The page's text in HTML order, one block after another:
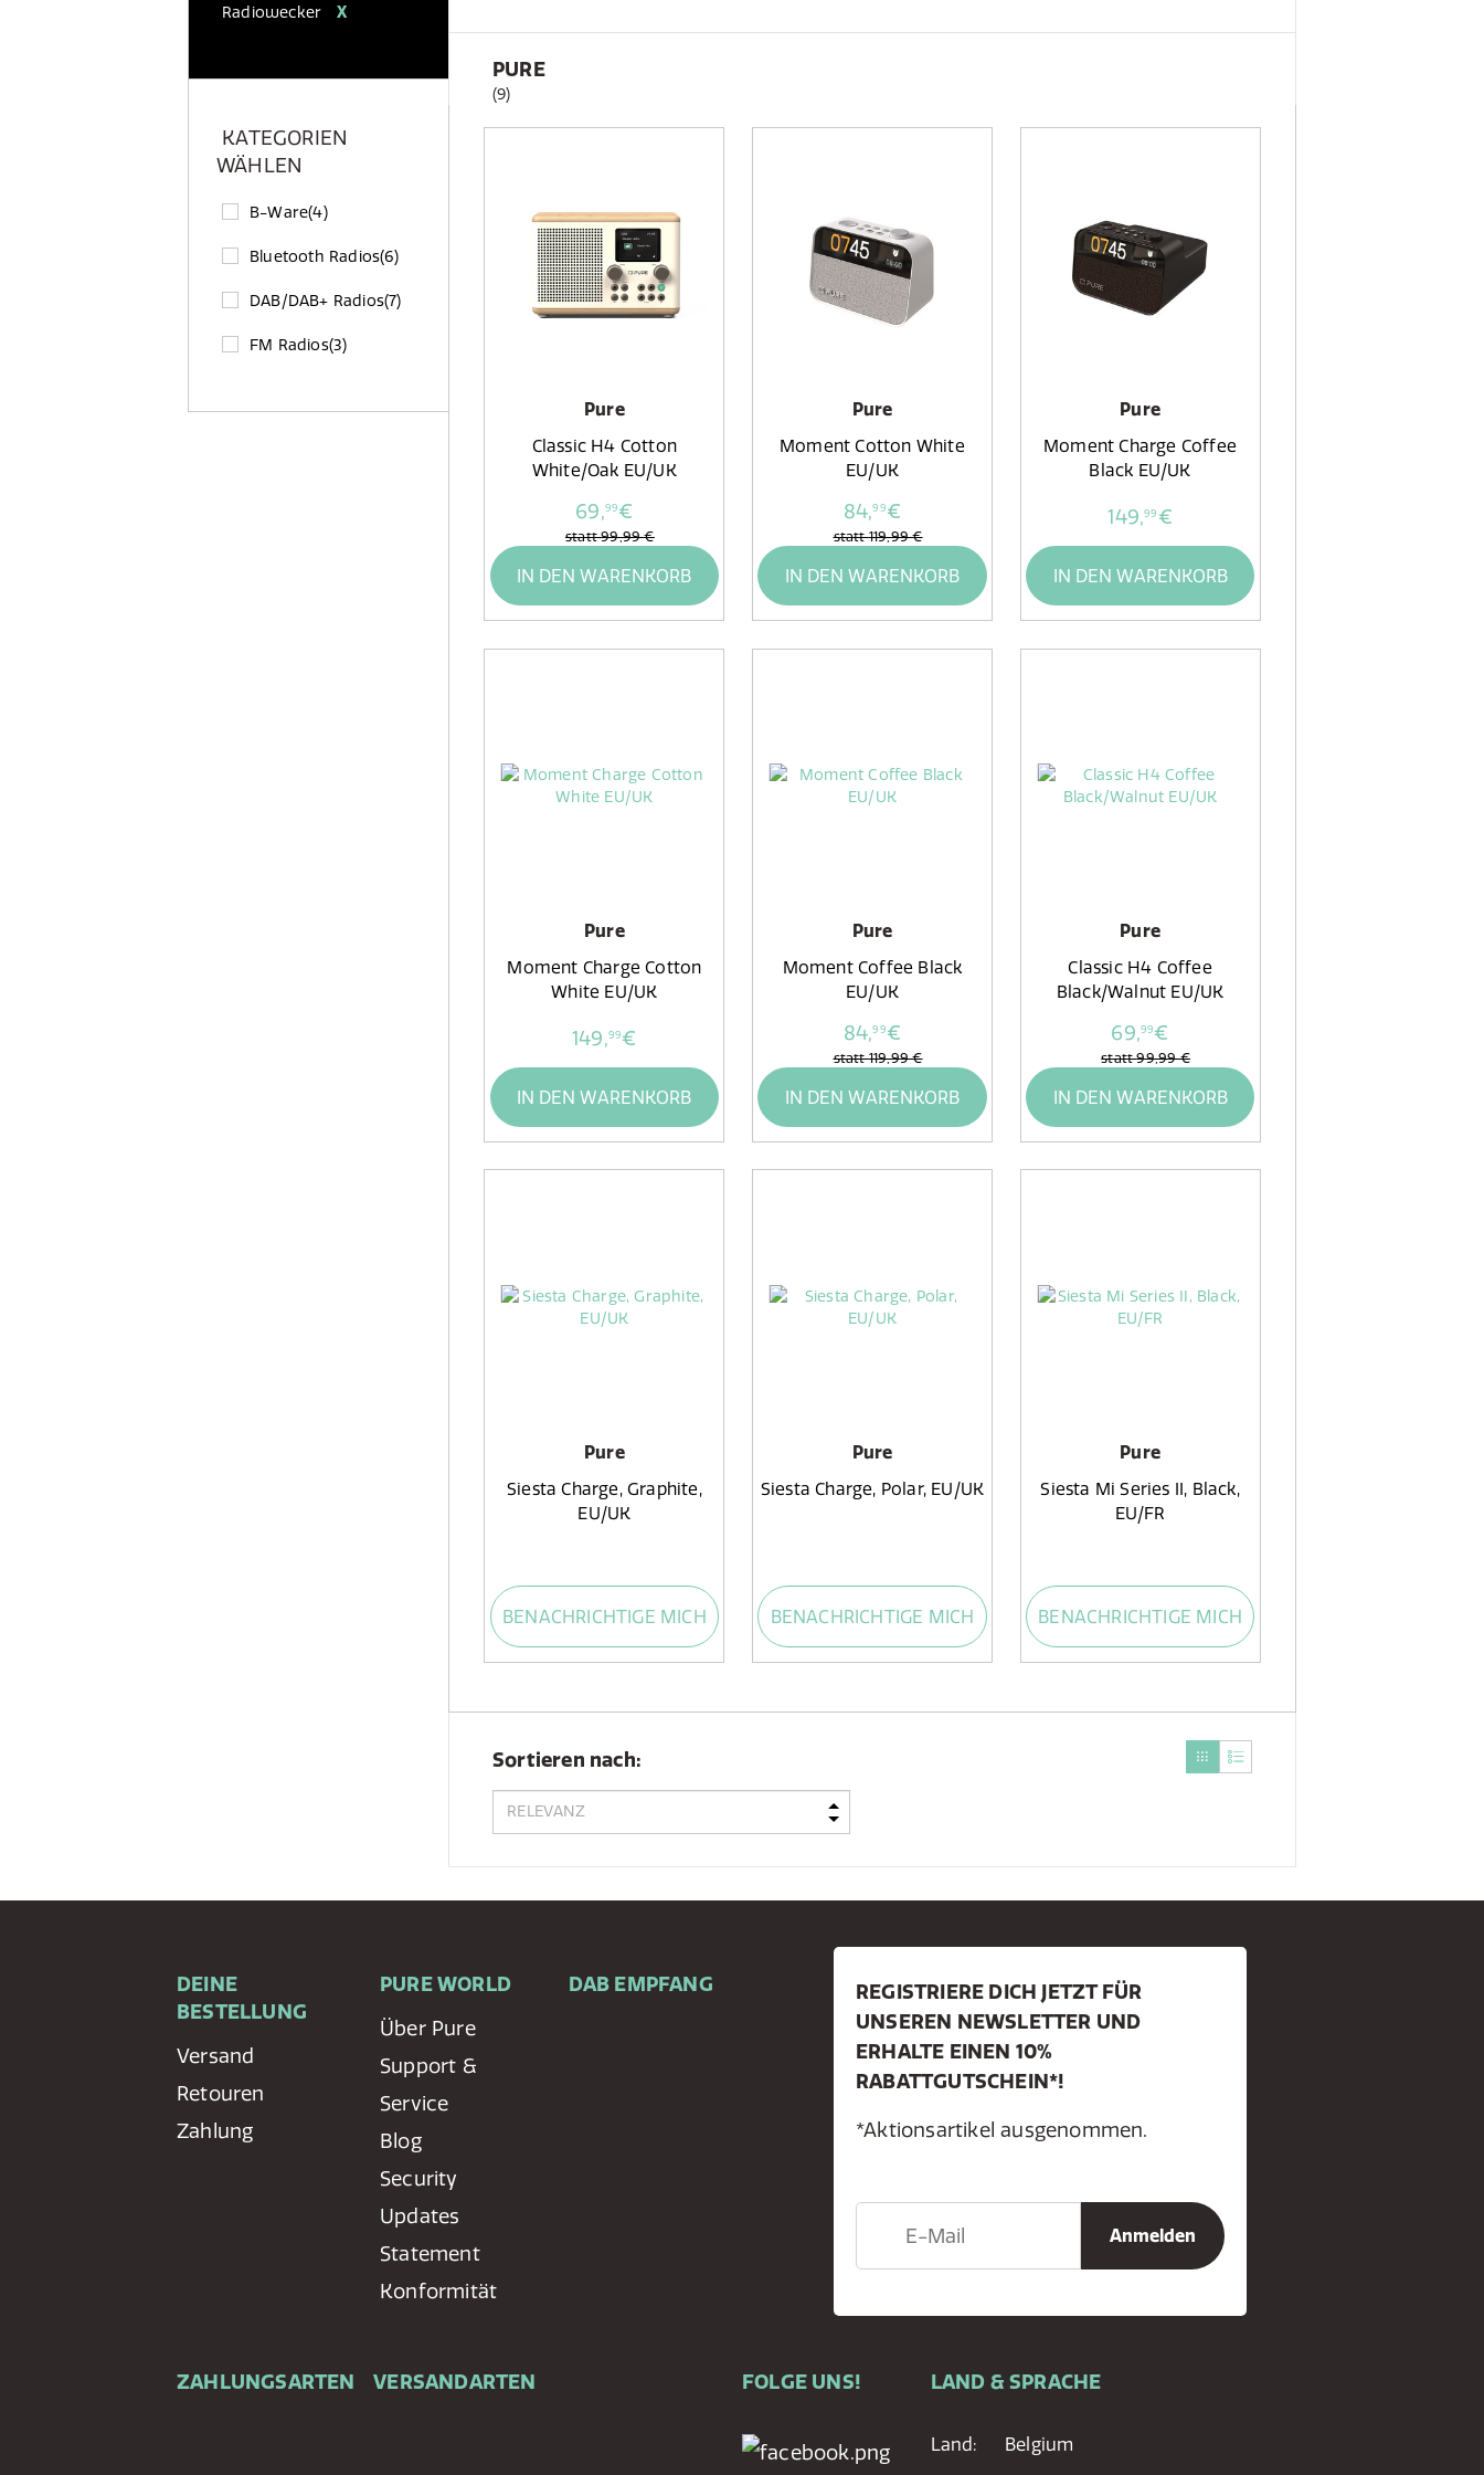
Radiowecker X
KATEGORIEN
WÄHLEN
B-Ware(4)
Bluetooth Radios(6)
DAB/DAB+ Radios(7)
FM Radios(3)
PURE
(9)
Pure
Classic H4 Cotton
White/Oak EU/UK
69,99€
statt99,99 €
IN DEN WARENKORB
Pure
Moment Cotton White
EU/UK
84,99€
statt119,99 €
IN DEN WARENKORB
Pure
Moment Charge Coffee
Black EU/UK
149,99 €
IN DEN WARENKORB
Pure
Moment Charge Cotton
White EU/UK
149,99€
IN DEN WARENKORB
Pure
Moment Coffee Black
EU/UK
84,99€
statt119,99 €
IN DEN WARENKORB
Pure
Classic H4 Coffee
Black/Walnut EU/UK
69,99€
statt99,99 €
IN DEN WARENKORB
Pure
Siesta Charge, Graphite,
EU/UK
BENACHRICHTIGE MICH
Pure
Siesta Charge, Polar, EU/UK
BENACHRICHTIGE MICH
Pure
Siesta Mi Series II, Black,
EU/FR
BENACHRICHTIGE MICH
Sortieren nach:
DEINE
BESTELLUNG
Versand
Retouren
Zahlung
PURE WORLD
Über Pure
Support &
Service
Blog
Security
Updates
Statement
Konformität
DAB EMPFANG
ZAHLUNGSARTEN VERSANDARTEN
REGISTRIERE DICH JETZT FÜR
UNSEREN NEWSLETTER UND
ERHALTE EINEN 10%
RABATTGUTSCHEIN*!
*Aktionsartikel ausgenommen.
FOLGE UNS! LAND & SPRACHE
Land:
Belgium